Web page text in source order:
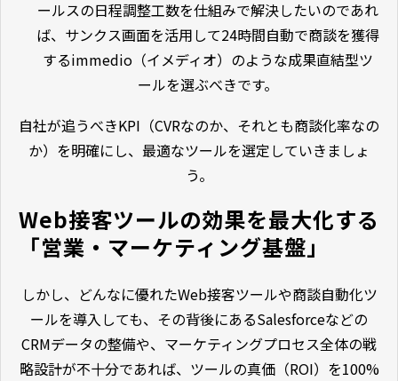
ールスの日程調整工数を仕組みで解決したいのであれ
ば、サンクス画面を活用して24時間自動で商談を獲得
するimmedio（イメディオ）のような成果直結型ツ
ールを選ぶべきです。
自社が追うべきKPI（CVRなのか、それとも商談化率なの
か）を明確にし、最適なツールを選定していきましょ
う。
Web接客ツールの効果を最大化する
「営業・マーケティング基盤」
しかし、どんなに優れたWeb接客ツールや商談自動化ツ
ールを導入しても、その背後にあるSalesforceなどの
CRMデータの整備や、マーケティングプロセス全体の戦
略設計が不十分であれば、ツールの真価（ROI）を100%